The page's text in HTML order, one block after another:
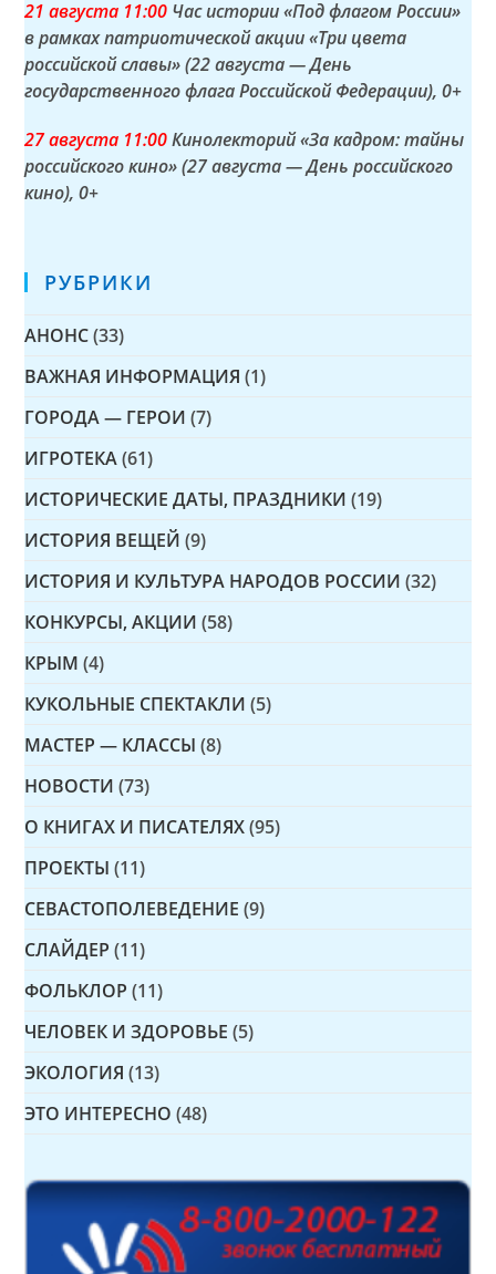
21 августа 11:00 Час истории «Под флагом России»
в рамках патриотической акции «Три цвета
российской славы» (22 августа — День
государственного флага Российской Федерации), 0+
27 августа 11:00Кинолекторий «За кадром: тайны
российского кино» (27 августа — День российского
кино), 0+
РУБРИКИ
АНОНС (33)
ВАЖНАЯ ИНФОРМАЦИЯ (1)
ГОРОДА — ГЕРОИ (7)
ИГРОТЕКА (61)
ИСТОРИЧЕСКИЕ ДАТЫ, ПРАЗДНИКИ (19)
ИСТОРИЯ ВЕЩЕЙ (9)
ИСТОРИЯ И КУЛЬТУРА НАРОДОВ РОССИИ (32)
КОНКУРСЫ, АКЦИИ (58)
КРЫМ (4)
КУКОЛЬНЫЕ СПЕКТАКЛИ (5)
МАСТЕР — КЛАССЫ (8)
НОВОСТИ (73)
О КНИГАХ И ПИСАТЕЛЯХ (95)
ПРОЕКТЫ (11)
СЕВАСТОПОЛЕВЕДЕНИЕ (9)
СЛАЙДЕР (11)
ФОЛЬКЛОР (11)
ЧЕЛОВЕК И ЗДОРОВЬЕ (5)
ЭКОЛОГИЯ (13)
ЭТО ИНТЕРЕСНО (48)